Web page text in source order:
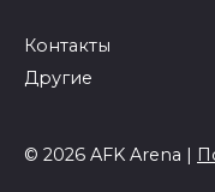
Контакты
Другие
© 2026 AFK Arena |